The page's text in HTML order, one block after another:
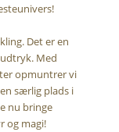
Det er en
Med
opmuntrer vi
særlig plads i
nu bringe
og magi!